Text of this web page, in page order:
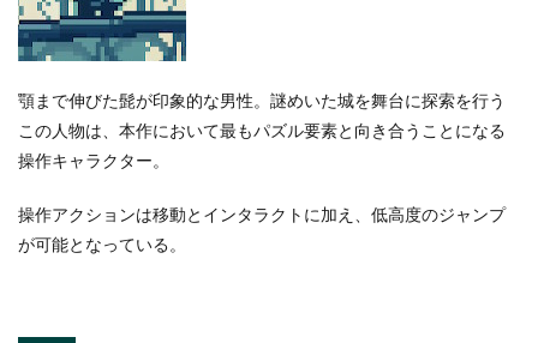
顎まで伸びた髭が印象的な男性。謎めいた城を舞台に探索を行う
この人物は、本作において最もパズル要素と向き合うことになる
操作キャラクター。
操作アクションは移動とインタラクトに加え、低高度のジャンプ
が可能となっている。